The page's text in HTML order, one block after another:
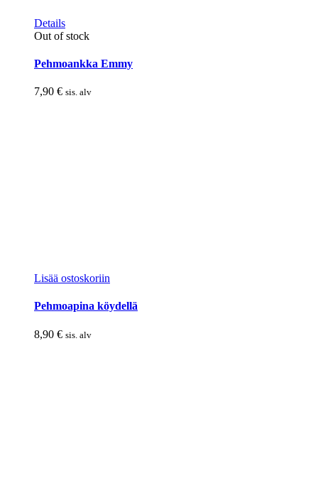
Details
Out of stock
Pehmoankka Emmy
7,90 € sis. alv
Lisää ostoskoriin
Pehmoapina köydellä
8,90 € sis. alv